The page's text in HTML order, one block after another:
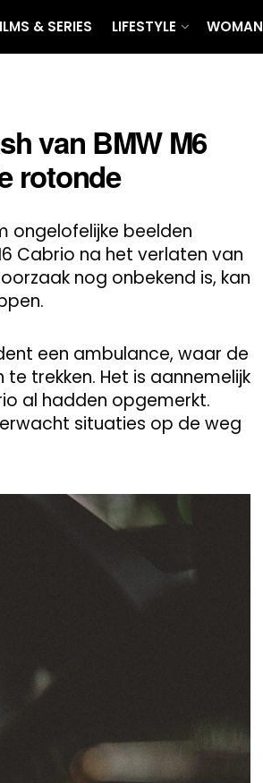
& SERIES LIFESTYLE WOMAN
van BMW M6
rotonde
ongelofelijke beelden
Cabrio na het verlaten van
nog onbekend is, kan
een ambulance, waar de
trekken. Het is aannemelijk
al hadden opgemerkt.
situaties op de weg